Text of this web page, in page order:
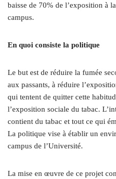
baisse de 70% de l’exposition à
campus.
En quoi consiste la politique
Le but est de réduire la fumée
aux passants, à réduire
qui tentent de quitter cette
l’exposition sociale du tabac.
contient du tabac et tout ce qui
La politique vise à établir un
campus de l’Université.
La mise en œuvre de ce projet